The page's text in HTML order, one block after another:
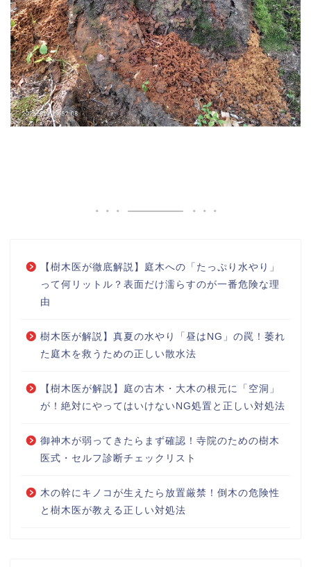
【樹木医が徹底解説】庭木への「たっぷり水やり」
って何リットル？表面だけ濡らすのが一番危険な理
由
樹木医が解説】真夏の水やり「昼はNG」の罠！萎れ
た庭木を救うための正しい散水法
【樹木医が解説】庭の古木・大木の根元に「空洞」
が！絶対にやってはいけないNG処置と正しい対処法
御神木が弱ってきたらまず確認！寺院のための樹木
医式・セルフ診断チェックリスト
木の幹にキノコが生えたら放置厳禁！倒木の危険性
と樹木医が教える正しい対処法